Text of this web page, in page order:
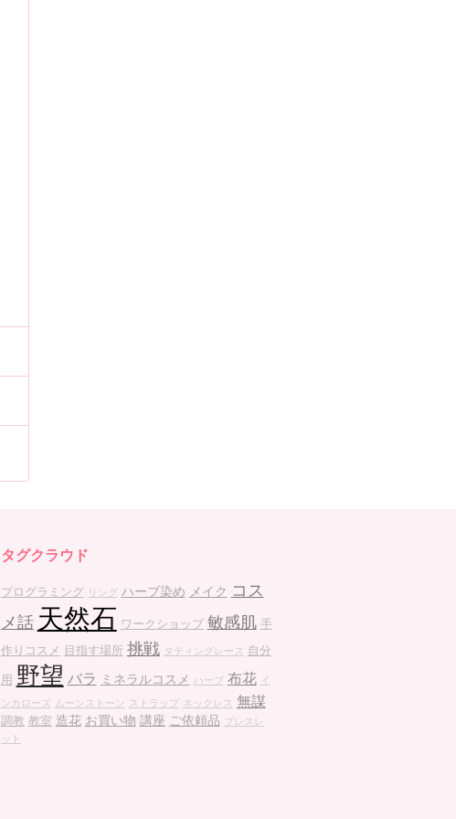
タグクラウド
プログラミング リング ハーブ染め メイク コス
メ話 天然石 ワークショップ 敏感肌 手
作りコスメ 目指す場所 挑戦 タティングレース 自分
用 野望 バラ ミネラルコスメ ハーブ 布花 イ
ンカローズ ムーンストーン ストラップ ネックレス 無謀
調教 教室 造花 お買い物 講座 ご依頼品 ブレスレ
ット